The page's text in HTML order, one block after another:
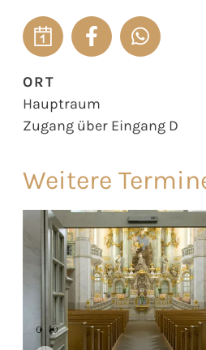
ORT
Hauptraum
Zugang über Eingang D
Weitere